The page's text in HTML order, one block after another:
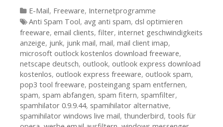
Kategorien
E-Mail, Freeware, Internetprogramme
Tags
Anti Spam Tool, avg anti spam, dsl optimieren
freeware, email clients, filter, internet geschwindigkeits
anzeige, junk, junk mail, mail, mail client imap,
microsoft outlock kostenlos download freeware,
netscape deutsch, outlook, outlook express download
kostenlos, outlook express freeware, outlook spam,
pop3 tool freeware, posteingang spam entfernen,
spam, spam abfangen, spam fitern, spamfilter,
spamhilator 0.9.9.44, spamihilator alternative,
spamihilator windows live mail, thunderbird, tools für